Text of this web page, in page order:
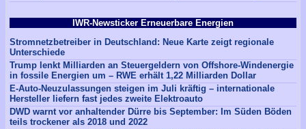
IWR-Newsticker Erneuerbare Energien
Stromnetzbetreiber in Deutschland: Neue Karte zeigt regionale
Unterschiede
Trump lenkt Milliarden an Steuergeldern von Offshore-Windenergie
in fossile Energien um – RWE erhält 1,22 Milliarden Dollar
E-Auto-Neuzulassungen steigen im Juli kräftig – internationale
Hersteller liefern fast jedes zweite Elektroauto
DWD warnt vor anhaltender Dürre bis September: Im Süden Böden
teils trockener als 2018 und 2022